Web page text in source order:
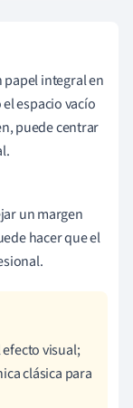
integral en
espacio vacío
puede centrar
un margen
hacer que el
visual;
clásica para